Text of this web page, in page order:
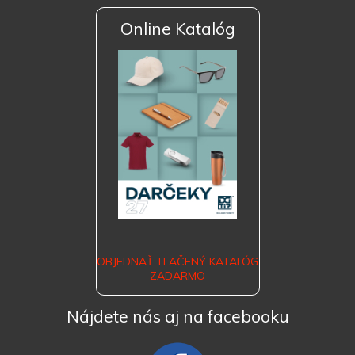
Online Katalóg
OBJEDNAŤ TLAČENÝ KATALÓG
ZADARMO
Nájdete nás aj na facebooku